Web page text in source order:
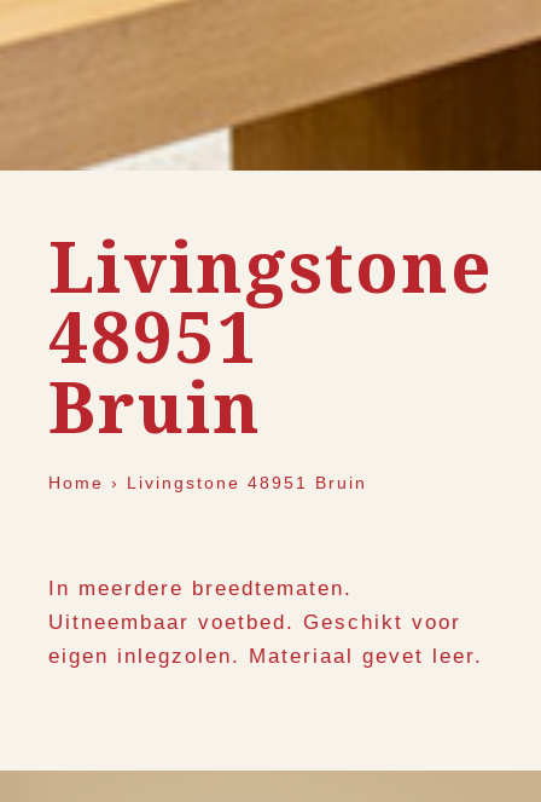
Livingstone
48951
Bruin
Home › Livingstone 48951 Bruin
In meerdere breedtematen.
Uitneembaar voetbed. Geschikt voor
eigen inlegzolen. Materiaal gevet leer.